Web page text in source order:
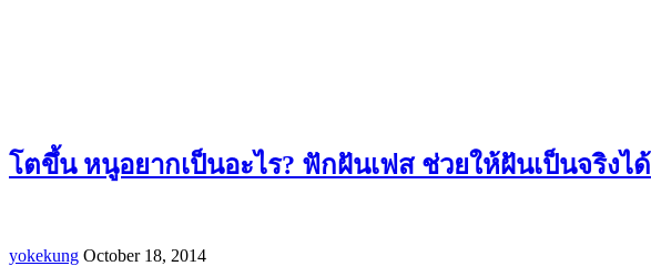
โตขึ้น หนูอยากเป็นอะไร? ฟักฝันเฟส ช่วยให้ฝันเป็นจริงได้
yokekung October 18, 2014